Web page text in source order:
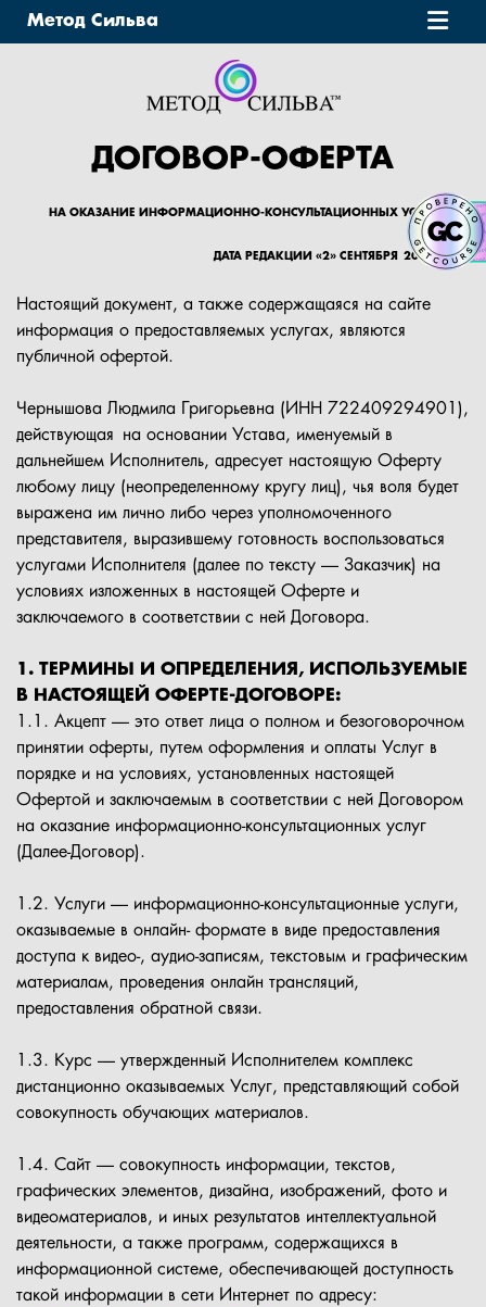
Метод Сильва
ОБУЧЕНИЕ
КОНТАКТЫ
БЛОГ
ДОГОВОР-ОФЕРТА
НА ОКАЗАНИЕ ИНФОРМАЦИОННО-КОНСУЛЬТАЦИОННЫХ УСЛУГ
ДАТА РЕДАКЦИИ «2» СЕНТЯБРЯ 2025 ГОДА
Настоящий документ, а также содержащаяся на сайте
информация о предоставляемых услугах, являются
публичной офертой.
Чернышова Людмила Григорьевна (ИНН 722409294901),
действующая на основании Устава, именуемый в
дальнейшем Исполнитель, адресует настоящую Оферту
любому лицу (неопределенному кругу лиц), чья воля будет
выражена им лично либо через уполномоченного
представителя, выразившему готовность воспользоваться
услугами Исполнителя (далее по тексту — Заказчик) на
условиях изложенных в настоящей Оферте и
заключаемого в соответствии с ней Договора.
1. ТЕРМИНЫ И ОПРЕДЕЛЕНИЯ, ИСПОЛЬЗУЕМЫЕ
В НАСТОЯЩЕЙ ОФЕРТЕ-ДОГОВОРЕ:
1.1. Акцепт — это ответ лица о полном и безоговорочном
принятии оферты, путем оформления и оплаты Услуг в
порядке и на условиях, установленных настоящей
Офертой и заключаемым в соответствии с ней Договором
на оказание информационно-консультационных услуг
(Далее-Договор).
1.2. Услуги — информационно-консультационные услуги,
оказываемые в онлайн- формате в виде предоставления
доступа к видео-, аудио-записям, текстовым и графическим
материалам, проведения онлайн трансляций,
предоставления обратной связи.
1.3. Курс — утвержденный Исполнителем комплекс
дистанционно оказываемых Услуг, представляющий собой
совокупность обучающих материалов.
1.4. Сайт — совокупность информации, текстов,
графических элементов, дизайна, изображений, фото и
видеоматериалов, и иных результатов интеллектуальной
деятельности, а также программ, содержащихся в
информационной системе, обеспечивающей доступность
такой информации в сети Интернет по адресу: